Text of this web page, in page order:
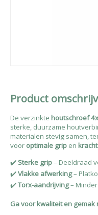
Product
De verzinkte houtschroef
sterke, duurzame
materialen stevig samen,
voor optimale grip en kracht.
✔️Sterke grip– Deeldraad
✔️Vlakke afwerking–
✔️Torx-aandrijving–
Ga voor kwaliteit en gemak